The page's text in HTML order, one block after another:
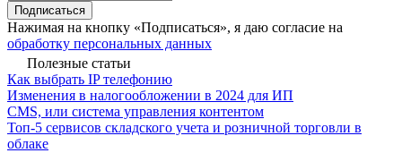
Подписаться
Нажимая на кнопку «Подписаться», я даю согласие на
обработку персональных данных
Полезные статьи
Как выбрать IP телефонию
Изменения в налогообложении в 2024 для ИП
CMS, или система управления контентом
Топ-5 сервисов складского учета и розничной торговли в
облаке